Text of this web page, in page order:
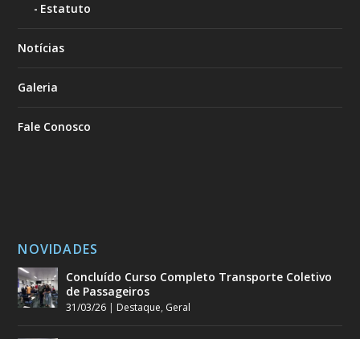
Estatuto
Notícias
Galeria
Fale Conosco
NOVIDADES
Concluído Curso Completo Transporte Coletivo
de Passageiros
31/03/26 | Destaque, Geral